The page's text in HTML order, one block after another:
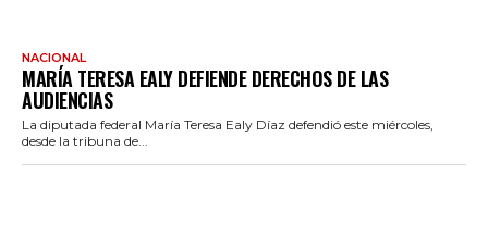
NACIONAL
MARÍA TERESA EALY DEFIENDE DERECHOS DE LAS
AUDIENCIAS
La diputada federal María Teresa Ealy Díaz defendió este miércoles,
desde la tribuna de...